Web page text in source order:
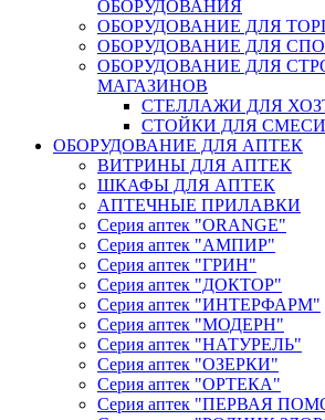
ОБОРУДОВАНИЯ
ОБОРУДОВАНИЕ ДЛЯ
ОБОРУДОВАНИЕ ДЛЯ
ОБОРУДОВАНИЕ ДЛЯ
МАГАЗИНОВ
СТЕЛЛАЖИ ДЛЯ
СТОЙКИ ДЛЯ
ОБОРУДОВАНИЕ ДЛЯ АПТЕК
ВИТРИНЫ ДЛЯ АПТЕК
ШКАФЫ ДЛЯ АПТЕК
АПТЕЧНЫЕ ПРИЛАВКИ
Серия аптек "ORANGE"
Серия аптек "АМПИР"
Серия аптек "ГРИН"
Серия аптек "ДОКТОР"
Серия аптек "ИНТЕРФАРМ"
Серия аптек "МОДЕРН"
Серия аптек "НАТУРЕЛЬ"
Серия аптек "ОЗЕРКИ"
Серия аптек "ОРТЕКА"
Серия аптек "ПЕРВАЯ